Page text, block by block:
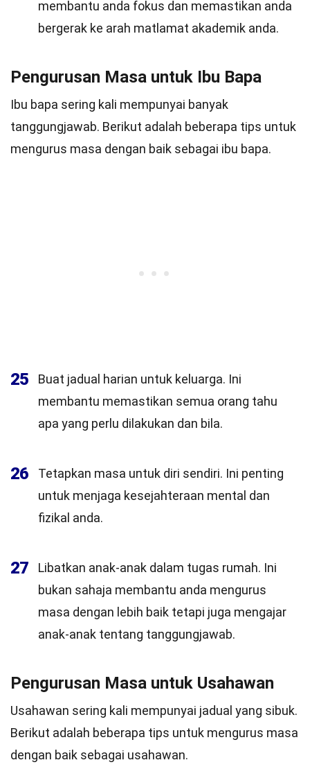
membantu anda fokus dan memastikan anda
bergerak ke arah matlamat akademik anda.
Pengurusan Masa untuk Ibu Bapa
Ibu bapa sering kali mempunyai banyak
tanggungjawab. Berikut adalah beberapa tips untuk
mengurus masa dengan baik sebagai ibu bapa.
25
Buat jadual harian untuk keluarga. Ini
membantu memastikan semua orang tahu
apa yang perlu dilakukan dan bila.
26
Tetapkan masa untuk diri sendiri. Ini penting
untuk menjaga kesejahteraan mental dan
fizikal anda.
27
Libatkan anak-anak dalam tugas rumah. Ini
bukan sahaja membantu anda mengurus
masa dengan lebih baik tetapi juga mengajar
anak-anak tentang tanggungjawab.
Pengurusan Masa untuk Usahawan
Usahawan sering kali mempunyai jadual yang sibuk.
Berikut adalah beberapa tips untuk mengurus masa
dengan baik sebagai usahawan.